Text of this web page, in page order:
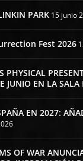
PARK 15 junio
Fest 2026
PHYSICAL
JUNIO EN LA SALA
EN 2027:
OF WAR